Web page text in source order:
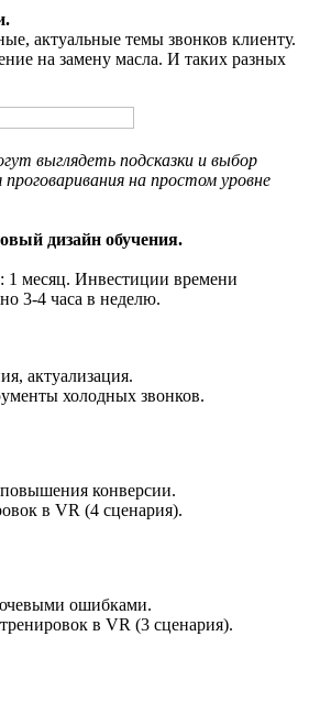
актуальные темы звонков клиенту.
на замену масла. И таких разных
выглядеть подсказки и выбор
проговаривания на простом уровне
дизайн обучения.
1 месяц. Инвестиции времени
3-4 часа в неделю.
актуализация.
холодных звонков.
конверсии.
в VR (4 сценария).
ошибками.
в VR (3 сценария).